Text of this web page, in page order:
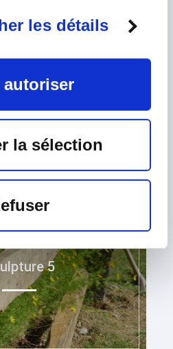
les détails
autoriser
la sélection
4
5